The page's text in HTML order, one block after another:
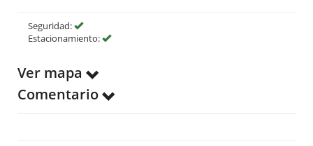
Seguridad:
Estacionamiento:
Ver mapa
Comentario